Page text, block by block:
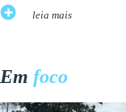
leia mais
Em foco